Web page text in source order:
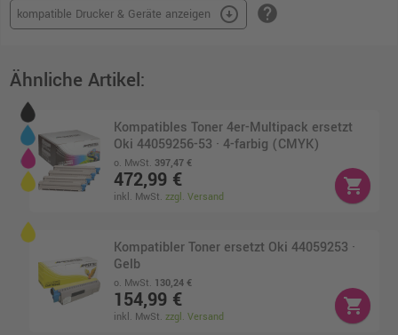
kompatible Drucker & Geräte anzeigen arrow_circle_down help
Ähnliche Artikel:
Kompatibles Toner 4er-Multipack ersetzt
Oki 44059256-53 · 4-farbig (CMYK)
o. MwSt. 397,47 €
472,99 €
inkl. MwSt.zzgl. Versand
shopping_cart
Kompatibler Toner ersetzt Oki 44059253 ·
Gelb
o. MwSt. 130,24 €
154,99 €
inkl. MwSt.zzgl. Versand
shopping_cart